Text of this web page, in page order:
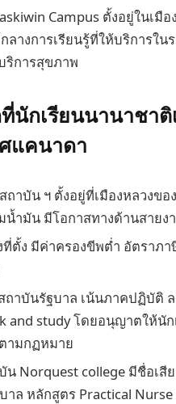
Campus ตั้งอยู่ในเมื
ลางการเรียนรู้ที่ให้บริการใ
ริการสุขภาพ
นักเรียนนานาชา
แคนาดา
ถาบัน ฯ ตั้งอยู่ที่เมืองหลวงข
น้ำมัน มีโอกาสทางด้านสาย
ที่ตั้ง มีค่าครองขีพต่ำ อัตราภ
ถาบันรัฐบาล เน้นภาคปฏิบัติ
and study โดยอนุญาตให้นัก
ามกฏหมาย
น Norquest college มีชื่อเสี
าล หลักสูตร Practical